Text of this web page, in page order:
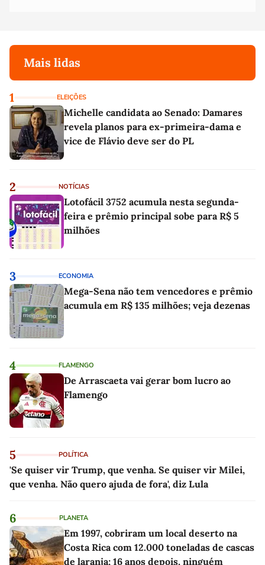
Mais lidas
1 ELEIÇÕES
Michelle candidata ao Senado: Damares
revela planos para ex-primeira-dama e
vice de Flávio deve ser do PL
2 NOTÍCIAS
Lotofácil 3752 acumula nesta segunda-
feira e prêmio principal sobe para R$ 5
milhões
3 ECONOMIA
Mega-Sena não tem vencedores e prêmio
acumula em R$ 135 milhões; veja dezenas
4 FLAMENGO
De Arrascaeta vai gerar bom lucro ao
Flamengo
5 POLÍTICA
'Se quiser vir Trump, que venha. Se quiser vir Milei,
que venha. Não quero ajuda de fora', diz Lula
6 PLANETA
Em 1997, cobriram um local deserto na
Costa Rica com 12.000 toneladas de cascas
de laranja; 16 anos depois, ninguém